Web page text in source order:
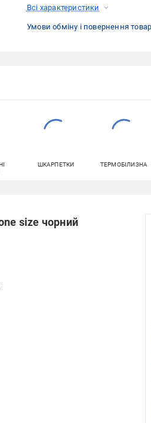
Всі характеристики
Умови обміну і повернення
ШКАРПЕТКИ ТЕРМОБІЛИЗНА
size чорний